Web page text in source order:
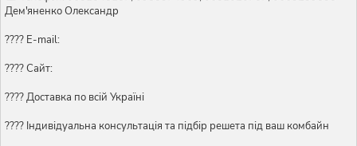
Дем'яненко Олександр
???? E-mail:
???? Сайт:
???? Доставка по всій Україні
????️ Індивідуальна консультація та підбір решета під ваш комбайн